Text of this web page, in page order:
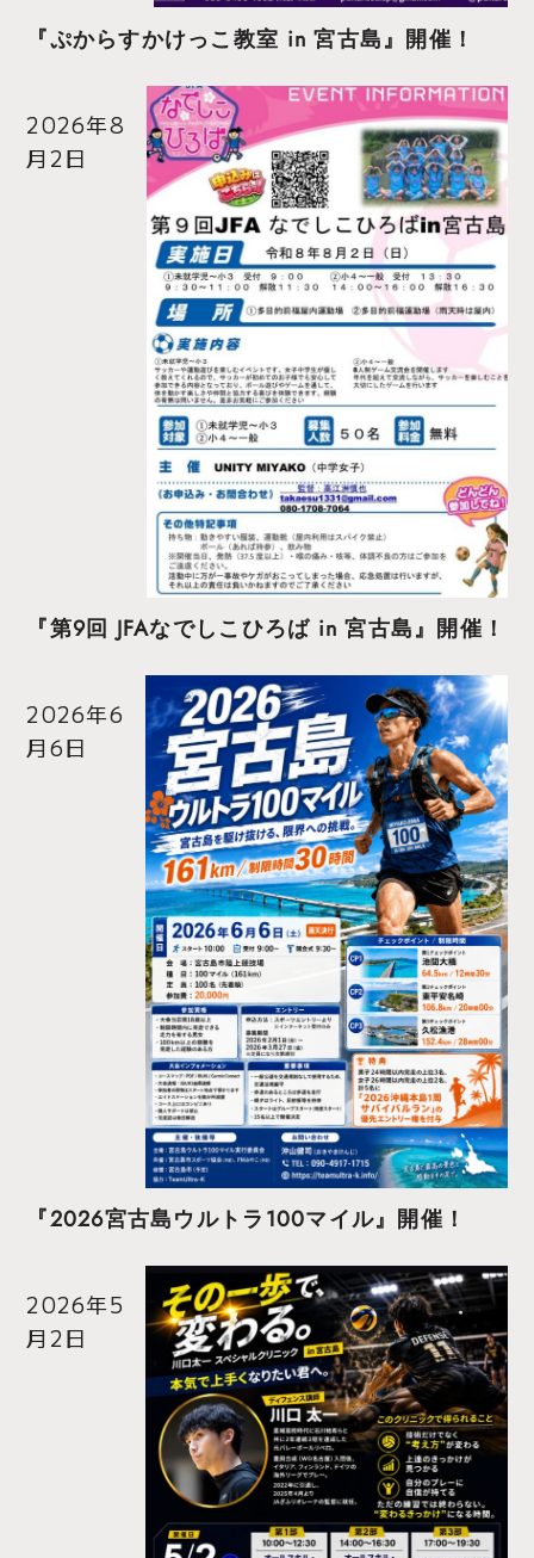
『ぷからすかけっこ教室 in 宮古島』開催！
2026年8
月2日
『第9回 JFAなでしこひろば in 宮古島』開催！
2026年6
月6日
『2026宮古島ウルトラ100マイル』開催！
2026年5
月2日